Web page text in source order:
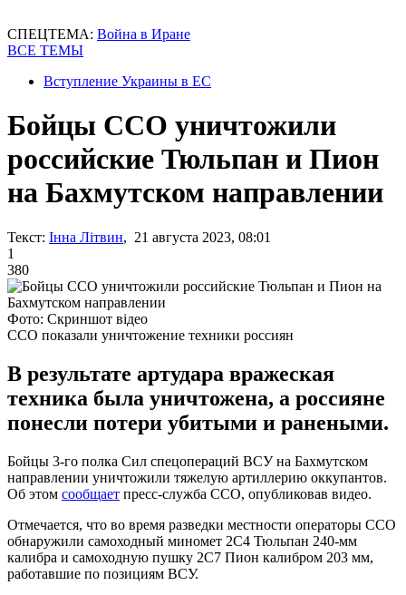
СПЕЦТЕМА: Война в Иране
ВСЕ ТЕМЫ
Вступление Украины в ЕС
Бойцы ССО уничтожили
российские Тюльпан и Пион
на Бахмутском направлении
Текст: Інна Літвин, 21 августа 2023, 08:01
1
380
Фото: Скриншот відео
ССО показали уничтожение техники россиян
В результате артудара вражеская
техника была уничтожена, а россияне
понесли потери убитыми и ранеными.
Бойцы 3-го полка Сил спецопераций ВСУ на Бахмутском
направлении уничтожили тяжелую артиллерию оккупантов.
Об этом сообщает пресс-служба ССО, опубликовав видео.
Отмечается, что во время разведки местности операторы ССО
обнаружили самоходный миномет 2С4 Тюльпан 240-мм
калибра и самоходную пушку 2С7 Пион калибром 203 мм,
работавшие по позициям ВСУ.